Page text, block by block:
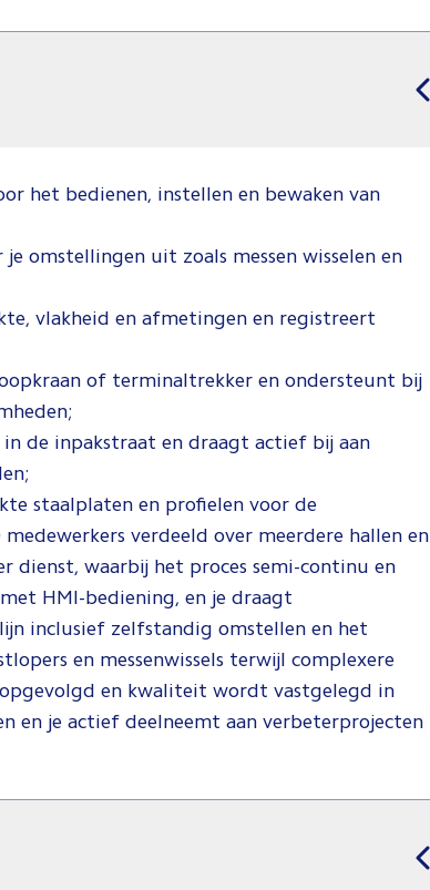
het bedienen, instellen en bewaken van
omstellingen uit zoals messen wisselen en
vlakheid en afmetingen en registreert
of terminaltrekker en ondersteunt bij
in de inpakstraat en draagt actief bij aan
staalplaten en profielen voor de
verdeeld over meerdere hallen en
waarbij het proces semi-continu en
HMI-bediening, en je draagt
inclusief zelfstandig omstellen en het
en messenwissels terwijl complexere
en kwaliteit wordt vastgelegd in
en je actief deelneemt aan verbeterprojecten